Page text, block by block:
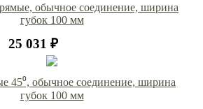
обычное соединение, ширина
губок 100 мм
25 031 ₽
45⁰, обычное соединение, ширина
губок 100 мм